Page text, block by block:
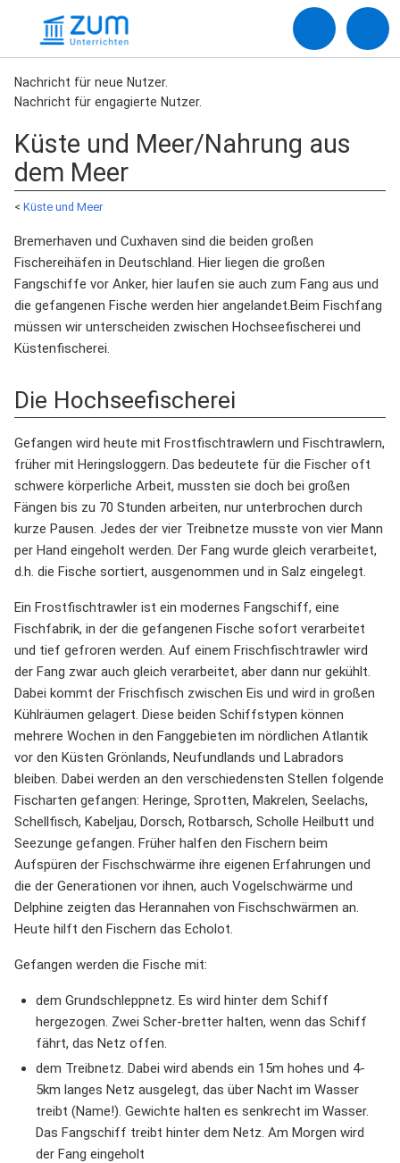
Nachricht für neue Nutzer.
Nachricht für engagierte Nutzer.
Küste und Meer/Nahrung aus
dem Meer
< Küste und Meer
Bremerhaven und Cuxhaven sind die beiden großen
Fischereihäfen in Deutschland. Hier liegen die großen
Fangschiffe vor Anker, hier laufen sie auch zum Fang aus und
die gefangenen Fische werden hier angelandet.Beim Fischfang
müssen wir unterscheiden zwischen Hochseefischerei und
Küstenfischerei.
Die Hochseefischerei
Gefangen wird heute mit Frostfischtrawlern und Fischtrawlern,
früher mit Heringsloggern. Das bedeutete für die Fischer oft
schwere körperliche Arbeit, mussten sie doch bei großen
Fängen bis zu 70 Stunden arbeiten, nur unterbrochen durch
kurze Pausen. Jedes der vier Treibnetze musste von vier Mann
per Hand eingeholt werden. Der Fang wurde gleich verarbeitet,
d.h. die Fische sortiert, ausgenommen und in Salz eingelegt.
Ein Frostfischtrawler ist ein modernes Fangschiff, eine
Fischfabrik, in der die gefangenen Fische sofort verarbeitet
und tief gefroren werden. Auf einem Frischfischtrawler wird
der Fang zwar auch gleich verarbeitet, aber dann nur gekühlt.
Dabei kommt der Frischfisch zwischen Eis und wird in großen
Kühlräumen gelagert. Diese beiden Schiffstypen können
mehrere Wochen in den Fanggebieten im nördlichen Atlantik
vor den Küsten Grönlands, Neufundlands und Labradors
bleiben. Dabei werden an den verschiedensten Stellen folgende
Fischarten gefangen: Heringe, Sprotten, Makrelen, Seelachs,
Schellfisch, Kabeljau, Dorsch, Rotbarsch, Scholle Heilbutt und
Seezunge gefangen. Früher halfen den Fischern beim
Aufspüren der Fischschwärme ihre eigenen Erfahrungen und
die der Generationen vor ihnen, auch Vogelschwärme und
Delphine zeigten das Herannahen von Fischschwärmen an.
Heute hilft den Fischern das Echolot.
Gefangen werden die Fische mit:
dem Grundschleppnetz. Es wird hinter dem Schiff
hergezogen. Zwei Scher-bretter halten, wenn das Schiff
fährt, das Netz offen.
dem Treibnetz. Dabei wird abends ein 15m hohes und 4-
5km langes Netz ausgelegt, das über Nacht im Wasser
treibt (Name!). Gewichte halten es senkrecht im Wasser.
Das Fangschiff treibt hinter dem Netz. Am Morgen wird
der Fang eingeholt